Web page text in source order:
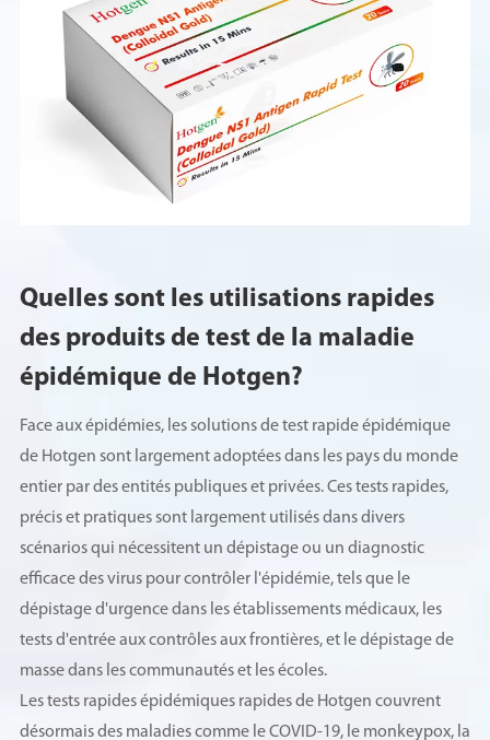
Quelles sont les utilisations rapides
des produits de test de la maladie
épidémique de Hotgen?
Face aux épidémies, les solutions de test rapide épidémique
de Hotgen sont largement adoptées dans les pays du monde
entier par des entités publiques et privées. Ces tests rapides,
précis et pratiques sont largement utilisés dans divers
scénarios qui nécessitent un dépistage ou un diagnostic
efficace des virus pour contrôler l'épidémie, tels que le
dépistage d'urgence dans les établissements médicaux, les
tests d'entrée aux contrôles aux frontières, et le dépistage de
masse dans les communautés et les écoles.
Les tests rapides épidémiques rapides de Hotgen couvrent
désormais des maladies comme le COVID-19, le monkeypox, la